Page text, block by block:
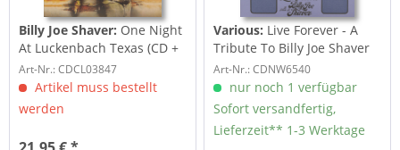
Billy Joe Shaver: One Night
At Luckenbach Texas (CD +
DVD Deluxe...
Art-Nr.: CDCL03847
Artikel muss bestellt
werden
Various: Live Forever - A
Tribute To Billy Joe Shaver
(CD)
Art-Nr.: CDNW6540
nur noch 1 verfügbar
Sofort versandfertig,
Lieferzeit** 1-3 Werktage